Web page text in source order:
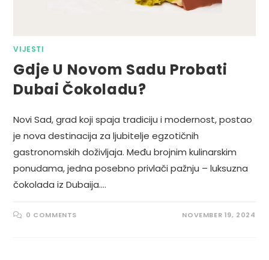
VIJESTI
Gdje U Novom Sadu Probati
Dubai Čokoladu?
Novi Sad, grad koji spaja tradiciju i modernost, postao
je nova destinacija za ljubitelje egzotičnih
gastronomskih doživljaja. Među brojnim kulinarskim
ponudama, jedna posebno privlači pažnju – luksuzna
čokolada iz Dubaija.…
0 COMMENTS NOVEMBER 19, 2024